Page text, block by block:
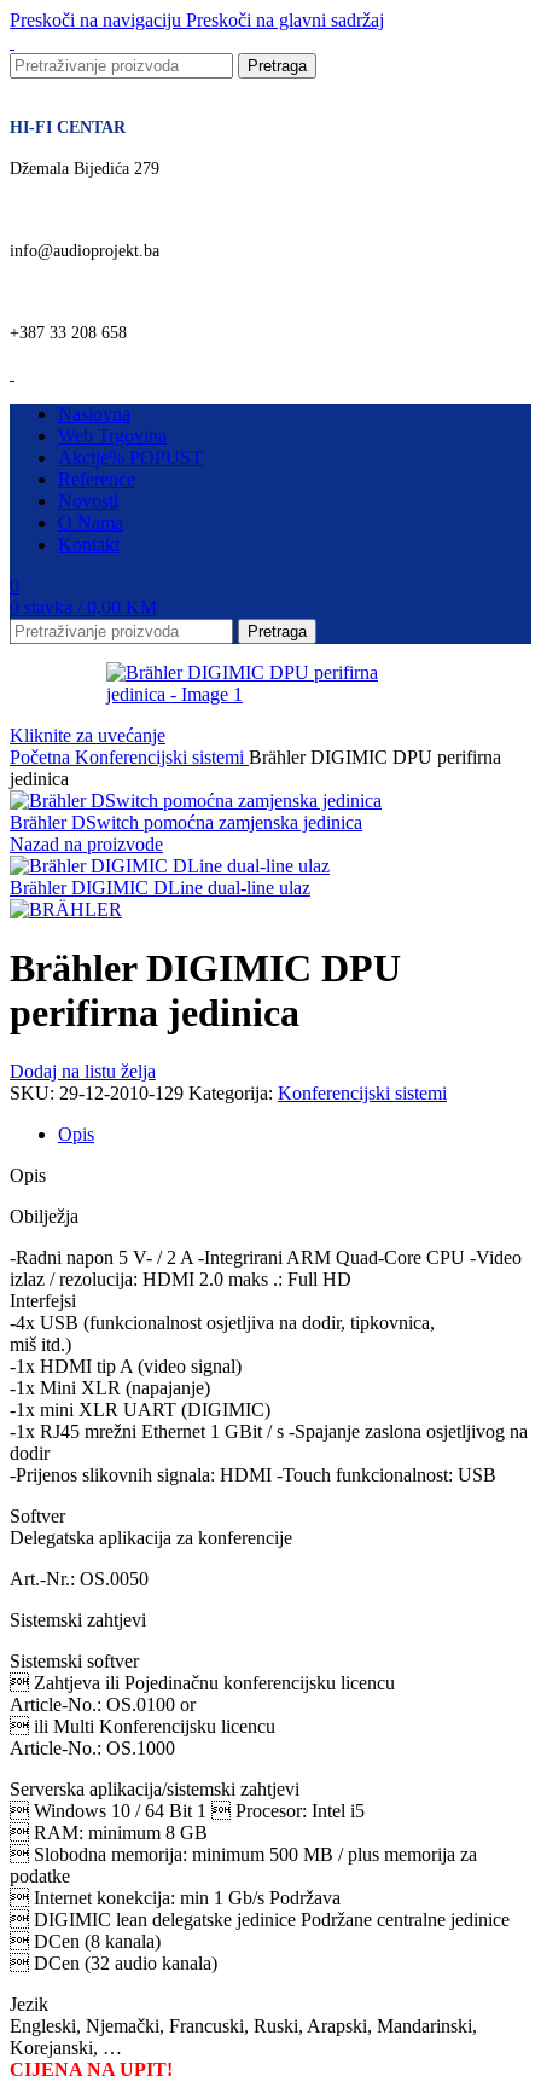
Preskoči na navigaciju Preskoči na glavni sadržaj
Pretraga
HI-FI CENTAR
Džemala Bijedića 279
info@audioprojekt.ba
+387 33 208 658
Naslovna
Web Trgovina
Akcije% POPUST
Reference
Novosti
O Nama
Kontakt
0
0 stavka / 0,00 KM
Pretraga
Kliknite za uvećanje
Početna Konferencijski sistemi Brähler DIGIMIC DPU perifirna
jedinica
Brähler DSwitch pomoćna zamjenska jedinica
Nazad na proizvode
Brähler DIGIMIC DLine dual-line ulaz
Brähler DIGIMIC DPU
perifirna jedinica
Dodaj na listu želja
SKU: 29-12-2010-129 Kategorija: Konferencijski sistemi
Opis
Opis
Obilježja
-Radni napon 5 V- / 2 A -Integrirani ARM Quad-Core CPU -Video
izlaz / rezolucija: HDMI 2.0 maks .: Full HD
Interfejsi
-4x USB (funkcionalnost osjetljiva na dodir, tipkovnica,
miš itd.)
-1x HDMI tip A (video signal)
-1x Mini XLR (napajanje)
-1x mini XLR UART (DIGIMIC)
-1x RJ45 mrežni Ethernet 1 GBit / s -Spajanje zaslona osjetljivog na
dodir
-Prijenos slikovnih signala: HDMI -Touch funkcionalnost: USB
Softver
Delegatska aplikacija za konferencije
Art.-Nr.: OS.0050
Sistemski zahtjevi
Sistemski softver
 Zahtjeva ili Pojedinačnu konferencijsku licencu
Article-No.: OS.0100 or
 ili Multi Konferencijsku licencu
Article-No.: OS.1000
Serverska aplikacija/sistemski zahtjevi
 Windows 10 / 64 Bit 1  Procesor: Intel i5
 RAM: minimum 8 GB
 Slobodna memorija: minimum 500 MB / plus memorija za
podatke
 Internet konekcija: min 1 Gb/s Podržava
 DIGIMIC lean delegatske jedinice Podržane centralne jedinice
 DCen (8 kanala)
 DCen (32 audio kanala)
Jezik
Engleski, Njemački, Francuski, Ruski, Arapski, Mandarinski,
Korejanski, …
CIJENA NA UPIT!